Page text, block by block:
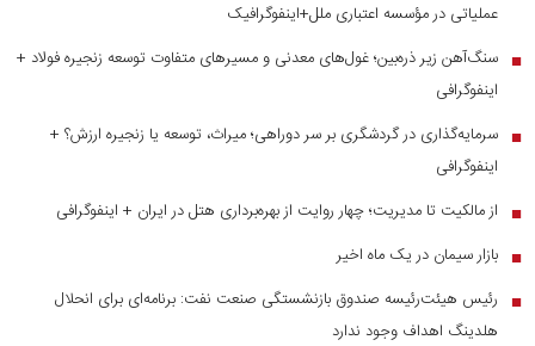
عملیاتی در مؤسسه اعتباری ملل+اینفوگرافیک
■ سنگ‌آهن زیر ذره‌بین؛ غول‌های معدنی و مسیر‌های متفاوت توسعه زنجیره فولاد +
اینفوگرافی
■ سرمایه‌گذاری در گردشگری بر سر دوراهی؛ میراث، توسعه یا زنجیره ارزش؟ +
اینفوگرافی
■ از مالکیت تا مدیریت؛ چهار روایت از بهره‌برداری هتل در ایران + اینفوگرافی
■ بازار سیمان در یک ماه اخیر
■
رئیس هیئت‌رئیسه صندوق بازنشستگی صنعت نفت: برنامه‌ای برای انحلال
هلدینگ اهداف وجود ندارد